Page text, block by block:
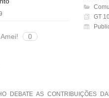
Amei! 0
GT
DEBATE AS CONTRIBUIÇÕES